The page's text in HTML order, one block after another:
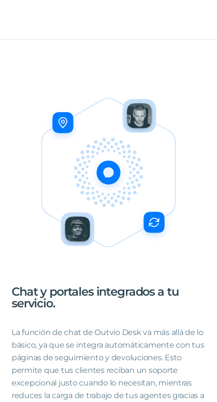
Chat y portales integrados a tu
servicio.
La función de chat de Outvio Desk va más allá de lo
básico, ya que se integra automáticamente con tus
páginas de seguimiento y devoluciones. Esto
permite que tus clientes reciban un soporte
excepcional justo cuando lo necesitan, mientras
reduces la carga de trabajo de tus agentes gracias a